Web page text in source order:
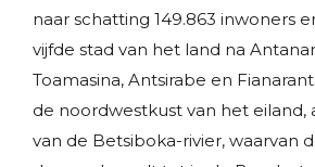
naar schatting 149.863 inwoners
vijfde stad van het land na
Toamasina, Antsirabe en
de noordwestkust van het eiland,
van de Betsiboka-rivier, waarvan